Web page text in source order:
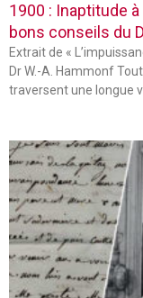
1900 : Inaptitude
bons conseils du
Extrait de «
Dr W.-A. Hammonf
traversent une longue